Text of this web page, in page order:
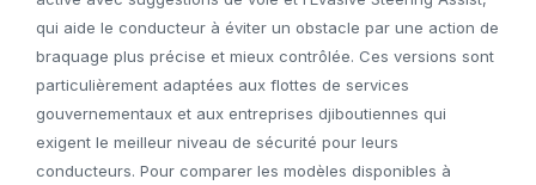
qui aide le conducteur à éviter un obstacle par une action de
braquage plus précise et mieux contrôlée. Ces versions sont
particulièrement adaptées aux flottes de services
gouvernementaux et aux entreprises djiboutiennes qui
exigent le meilleur niveau de sécurité pour leurs
conducteurs. Pour comparer les modèles disponibles à